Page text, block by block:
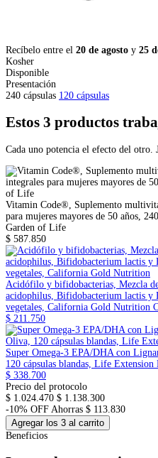
Recíbelo entre el 20 de agosto y 25
Kosher
Disponible
Presentación
240 cápsulas 120 cápsulas
Estos 3 productos
Cada uno potencia el efecto del otro.
Vitamin Code®, Suplemento
para mujeres mayores de 50 años,
Garden of Life
$ 587.850
Acidófilo y bifidobacterias, Mezcla
acidophilus, Bifidobacterium lactis y
vegetales, California Gold Nutrition
$ 211.750
Super Omega-3 EPA/DHA con
120 cápsulas blandas, Life Extension
$ 338.700
Precio del protocolo
$ 1.024.470 $ 1.138.300
-10% OFF Ahorras $ 113.830
Agregar los 3 al carrito
Beneficios